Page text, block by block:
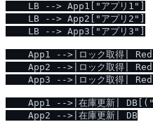
    LB --> App1["アプリ1"]
    LB --> App2["アプリ2"]
    LB --> App3["アプリ3"]
App1 -->|ロック取得|
App2 -->|ロック取得|
App3 -->|ロック取得|
App1 -->|在庫更新|
    App2 -->|在庫更新| DB